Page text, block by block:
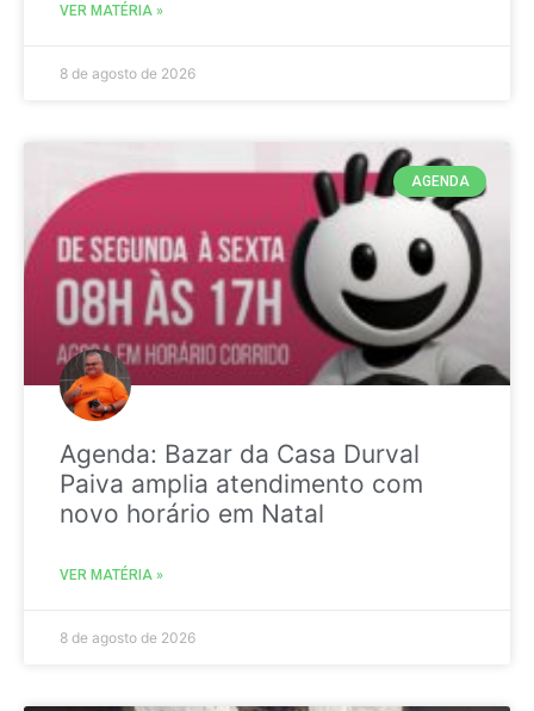
VER MATÉRIA »
8 de agosto de 2026
AGENDA
Agenda: Bazar da Casa Durval
Paiva amplia atendimento com
novo horário em Natal
VER MATÉRIA »
8 de agosto de 2026